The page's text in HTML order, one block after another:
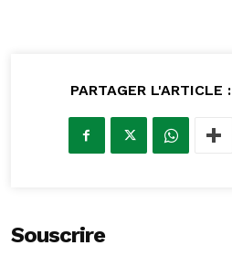
PARTAGER L'ARTICLE :
Souscrire